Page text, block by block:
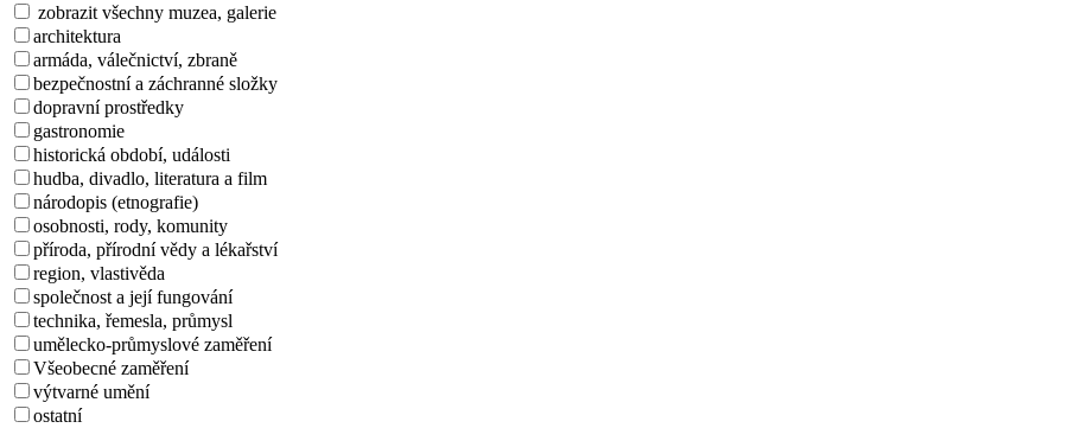
zobrazit všechny muzea, galerie
architektura
armáda, válečnictví, zbraně
bezpečnostní a záchranné složky
dopravní prostředky
gastronomie
historická období, události
hudba, divadlo, literatura a film
národopis (etnografie)
osobnosti, rody, komunity
příroda, přírodní vědy a lékařství
region, vlastivěda
společnost a její fungování
technika, řemesla, průmysl
umělecko-průmyslové zaměření
Všeobecné zaměření
výtvarné umění
ostatní